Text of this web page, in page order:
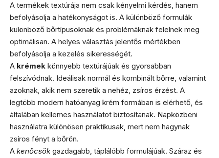
A termékek textúrája nem csak kényelmi kérdés, hanem
befolyásolja a hatékonyságot is. A különböző formulák
különböző bőrtípusoknak és problémáknak felelnek meg
optimálisan. A helyes választás jelentős mértékben
befolyásolja a kezelés sikerességét.
A krémek könnyebb textúrájúak és gyorsabban
felszívódnak. Ideálisak normál és kombinált bőrre, valamint
azoknak, akik nem szeretik a nehéz, zsíros érzést. A
legtöbb modern hatóanyag krém formában is elérhető, és
általában kellemes használatot biztosítanak. Napközbeni
használatra különösen praktikusak, mert nem hagynak
zsíros fényt a bőrön.
A kenőcsök gazdagabb, táplálóbb formulájúak. Száraz és